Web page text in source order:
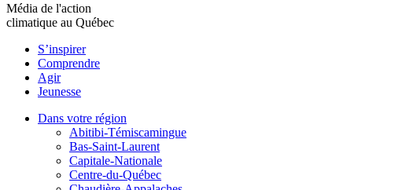
Média de l'action
climatique au Québec
S’inspirer
Comprendre
Agir
Jeunesse
Dans votre région
Abitibi-Témiscamingue
Bas-Saint-Laurent
Capitale-Nationale
Centre-du-Québec